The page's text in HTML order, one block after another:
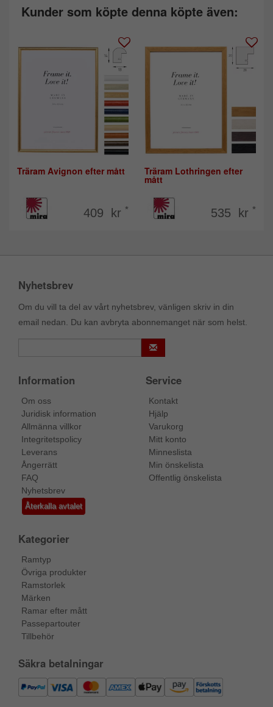
Kunder som köpte denna köpte även:
Träram Avignon efter mått
409 kr *
Träram Lothringen efter
mått
535 kr *
Nyhetsbrev
Om du vill ta del av vårt nyhetsbrev, vänligen skriv in din
email nedan. Du kan avbryta abonnemanget när som helst.
Information
Om oss
Juridisk information
Allmänna villkor
Integritetspolicy
Leverans
Ångerrätt
FAQ
Nyhetsbrev
Återkalla avtalet
Service
Kontakt
Hjälp
Varukorg
Mitt konto
Minneslista
Min önskelista
Offentlig önskelista
Kategorier
Ramtyp
Övriga produkter
Ramstorlek
Märken
Ramar efter mått
Passepartouter
Tillbehör
Säkra betalningar